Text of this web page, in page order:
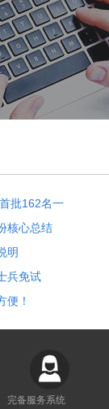
批162名一
核心总结
明
兵免试
便！
完备服务系统